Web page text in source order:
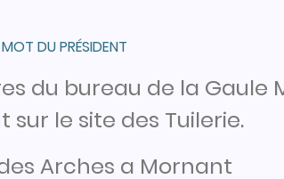
MOT DU PRÉSIDENT
du bureau de la Gaule
le site des Tuilerie.
Arches a Mornant